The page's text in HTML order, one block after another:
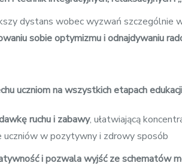
dystans wobec wyzwań szczególnie
sobie optymizmu i odnajdywaniu
uczniom na wszystkich etapach
ruchu i zabawy, ułatwiającą
uczniów w pozytywny i zdrowy sposób
i pozwala wyjść ze schematów